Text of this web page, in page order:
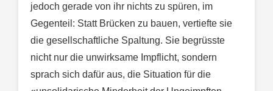
jedoch gerade von ihr nichts zu spüren, im
Gegenteil: Statt Brücken zu bauen, vertiefte sie
die gesellschaftliche Spaltung. Sie begrüsste
nicht nur die unwirksame Impflicht, sondern
sprach sich dafür aus, die Situation für die